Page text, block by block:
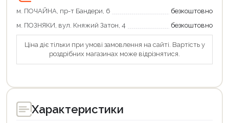
м. ПОЧАЙНА, пр-т Бандери, 6
безкоштовно
м. ПОЗНЯКИ, вул. Княжий Затон, 4
безкоштовно
Ціна діє тільки при умові замовлення на сайті. Вартість у
роздрібних магазинах може відрізнятися.
Характеристики